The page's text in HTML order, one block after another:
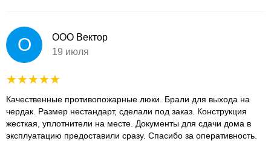
О
ООО Вектор
19 июля
Качественные противопожарные люки. Брали для выхода на
чердак. Размер нестандарт, сделали под заказ. Конструкция
жесткая, уплотнители на месте. Документы для сдачи дома в
эксплуатацию предоставили сразу. Спасибо за оперативность.